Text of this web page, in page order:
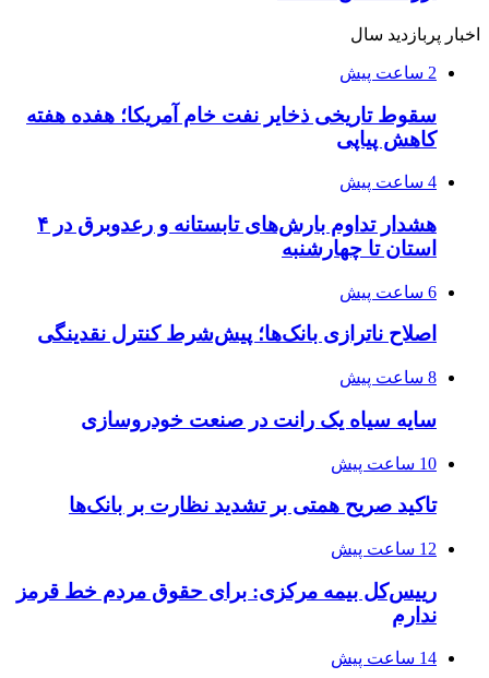
اخبار پربازدید سال
2 ساعت پیش
سقوط تاریخی ذخایر نفت خام آمریکا؛ هفده هفته
کاهش پیاپی
4 ساعت پیش
هشدار تداوم بارش‌های تابستانه و رعدوبرق در ۴
استان تا چهارشنبه
6 ساعت پیش
اصلاح ناترازی بانک‌ها؛ پیش‌شرط کنترل نقدینگی
8 ساعت پیش
سایه سیاه یک رانت در صنعت خودروسازی
10 ساعت پیش
تاکید صریح همتی بر تشدید نظارت بر بانک‌ها
12 ساعت پیش
رییس‌کل بیمه مرکزی: برای حقوق مردم خط قرمز
ندارم
14 ساعت پیش